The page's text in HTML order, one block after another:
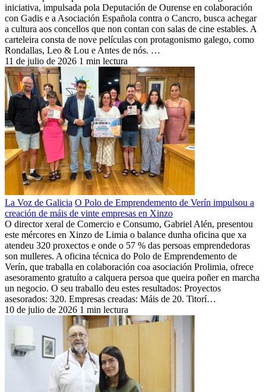
iniciativa, impulsada pola Deputación de Ourense en colaboración
con Gadis e a Asociación Española contra o Cancro, busca achegar
a cultura aos concellos que non contan con salas de cine estables. A
carteleira consta de nove películas con protagonismo galego, como
Rondallas, Leo & Lou e Antes de nós. …
11 de julio de 2026 1 min lectura
La Voz de Galicia O Polo de Emprendemento de Verín impulsou a
creación de máis de vinte empresas en Xinzo
O director xeral de Comercio e Consumo, Gabriel Alén, presentou
este mércores en Xinzo de Limia o balance dunha oficina que xa
atendeu 320 proxectos e onde o 57 % das persoas emprendedoras
son mulleres. A oficina técnica do Polo de Emprendemento de
Verín, que traballa en colaboración coa asociación Prolimia, ofrece
asesoramento gratuíto a calquera persoa que queira poñer en marcha
un negocio. O seu traballo deu estes resultados: Proyectos
asesorados: 320. Empresas creadas: Máis de 20. Titorí…
10 de julio de 2026 1 min lectura